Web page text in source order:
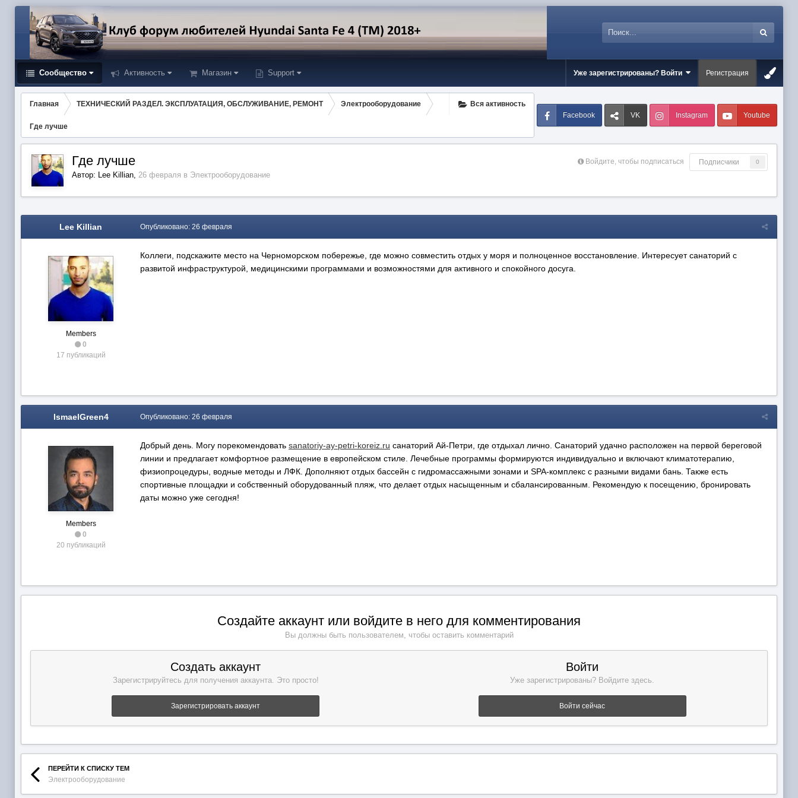
Сообщество Активность Магазин Support Уже зарегистрированы? Войти Регистрация
Вся активность
Главная ТЕХНИЧЕСКИЙ РАЗДЕЛ. ЭКСПЛУАТАЦИЯ, ОБСЛУЖИВАНИЕ, РЕМОНТ Электрооборудование
Где лучше
Facebook VK Instagram Youtube
Войдите, чтобы подписаться Подписчики 0
Где лучше
Автор: Lee Killian, 26 февраля в Электрооборудование
Lee Killian
Members
0
17 публикаций
Опубликовано: 26 февраля
Коллеги, подскажите место на Черноморском побережье, где можно совместить отдых у моря и полноценное восстановление. Интересует санаторий с
развитой инфраструктурой, медицинскими программами и возможностями для активного и спокойного досуга.
IsmaelGreen4
Members
0
20 публикаций
Опубликовано: 26 февраля
Добрый день. Могу порекомендовать sanatoriy-ay-petri-koreiz.ru санаторий Ай-Петри, где отдыхал лично. Санаторий удачно расположен на первой береговой
линии и предлагает комфортное размещение в европейском стиле. Лечебные программы формируются индивидуально и включают климатотерапию,
физиопроцедуры, водные методы и ЛФК. Дополняют отдых бассейн с гидромассажными зонами и SPA-комплекс с разными видами бань. Также есть
спортивные площадки и собственный оборудованный пляж, что делает отдых насыщенным и сбалансированным. Рекомендую к посещению, бронировать
даты можно уже сегодня!
Создайте аккаунт или войдите в него для комментирования
Вы должны быть пользователем, чтобы оставить комментарий
Создать аккаунт
Зарегистрируйтесь для получения аккаунта. Это просто!
Зарегистрировать аккаунт
Войти
Уже зарегистрированы? Войдите здесь.
Войти сейчас
ПЕРЕЙТИ К СПИСКУ ТЕМ
Электрооборудование